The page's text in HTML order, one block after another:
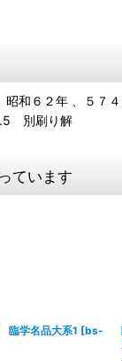
和６２年 、５７
別刷り解
ています
学名品大系1 [bs-